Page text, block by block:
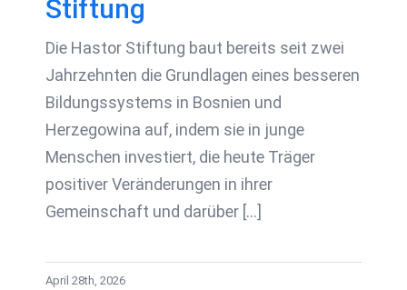
Stiftung
Die Hastor Stiftung baut bereits seit zwei
Jahrzehnten die Grundlagen eines besseren
Bildungssystems in Bosnien und
Herzegowina auf, indem sie in junge
Menschen investiert, die heute Träger
positiver Veränderungen in ihrer
Gemeinschaft und darüber [...]
April 28th, 2026